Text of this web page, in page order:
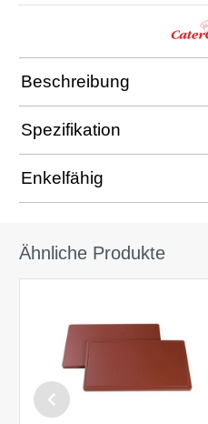
Beschreibung
Spezifikation
Enkelfähig
Ähnliche Produkte